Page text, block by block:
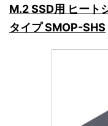
M.2 SSD用 ヒート
タイプ SMOP-SHS